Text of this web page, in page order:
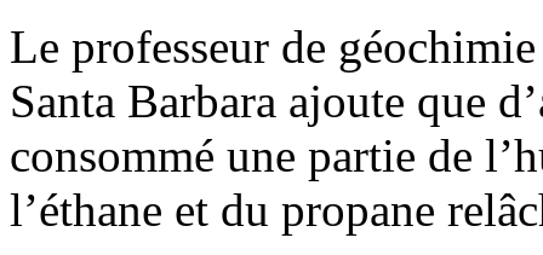
Le professeur de
Santa Barbara ajoute que
consommé une partie de
l’éthane et du propane